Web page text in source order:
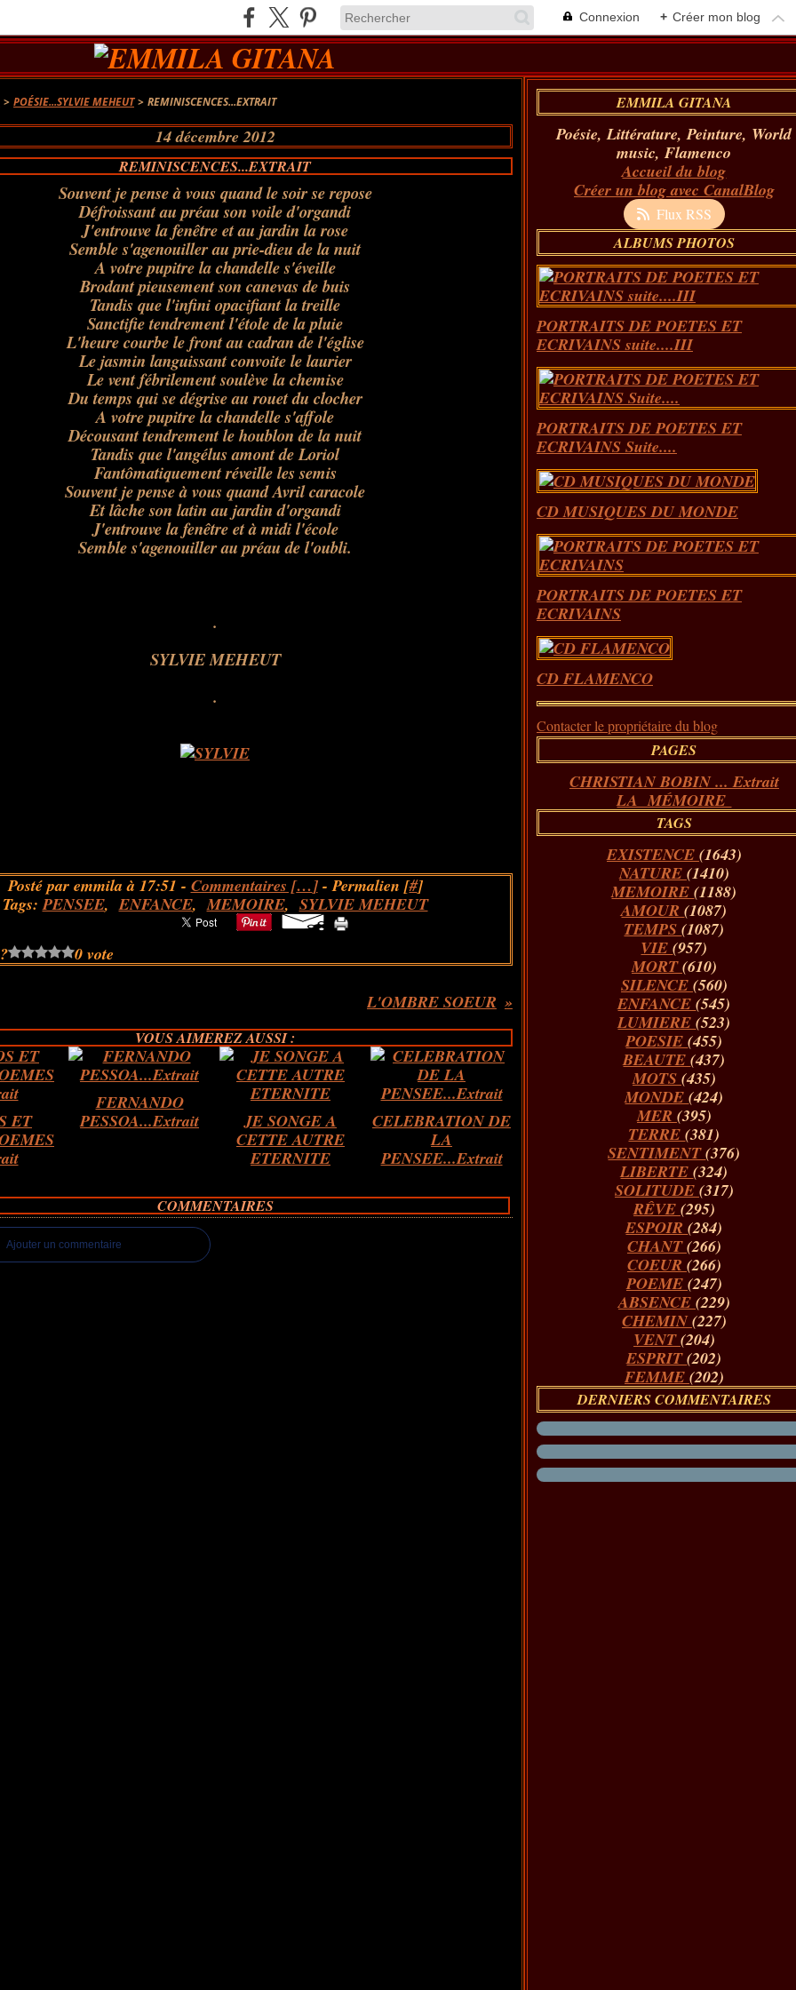
Connexion + Créer mon blog
> POÉSIE...SYLVIE MEHEUT > REMINISCENCES...EXTRAIT
14 décembre 2012
REMINISCENCES...EXTRAIT
Souvent je pense à vous quand le soir se repose
Défroissant au préau son voile d'organdi
J'entrouve la fenêtre et au jardin la rose
Semble s'agenouiller au prie-dieu de la nuit
A votre pupitre la chandelle s'éveille
Brodant pieusement son canevas de buis
Tandis que l'infini opacifiant la treille
Sanctifie tendrement l'étole de la pluie
L'heure courbe le front au cadran de l'église
Le jasmin languissant convoite le laurier
Le vent fébrilement soulève la chemise
Du temps qui se dégrise au rouet du clocher
A votre pupitre la chandelle s'affole
Décousant tendrement le houblon de la nuit
Tandis que l'angélus amont de Loriol
Fantômatiquement réveille les semis
Souvent je pense à vous quand Avril caracole
Et lâche son latin au jardin d'organdi
J'entrouve la fenêtre et à midi l'école
Semble s'agenouiller au préau de l'oubli.
.
SYLVIE MEHEUT
.
Posté par emmila à 17:51 - Commentaires […]- Permalien [#]
Tags:PENSEE,ENFANCE,MEMOIRE, SYLVIE MEHEUT
0 vote
L'OMBRE SOEUR
VOUS AIMEREZ AUSSI :
ET
FERNANDO
PESSOA...Extrait
JE SONGE A
CETTE AUTRE
ETERNITE
CELEBRATION DE
LA
PENSEE...Extrait
COMMENTAIRES
Ajouter un commentaire
EMMILA GITANA
Poésie, Littérature, Peinture, World
music, Flamenco
Accueil du blog
Créer un blog avec CanalBlog
Flux RSS
ALBUMS PHOTOS
PORTRAITS DE POETES ET
ECRIVAINS suite....III
PORTRAITS DE POETES ET
ECRIVAINS Suite....
CD MUSIQUES DU MONDE
PORTRAITS DE POETES ET
ECRIVAINS
CD FLAMENCO
Contacter le propriétaire du blog
PAGES
CHRISTIAN BOBIN ... Extrait
LA MÉMOIRE
TAGS
EXISTENCE (1643)
NATURE (1410)
MEMOIRE(1188)
AMOUR(1087)
TEMPS(1087)
VIE(957)
MORT(610)
SILENCE (560)
ENFANCE(545)
LUMIERE(523)
POESIE(455)
BEAUTE(437)
MOTS (435)
MONDE(424)
MER (395)
TERRE(381)
SENTIMENT(376)
LIBERTE(324)
SOLITUDE (317)
RÊVE (295)
ESPOIR(284)
CHANT(266)
COEUR (266)
POEME (247)
ABSENCE (229)
CHEMIN(227)
VENT(204)
ESPRIT(202)
FEMME (202)
DERNIERS COMMENTAIRES